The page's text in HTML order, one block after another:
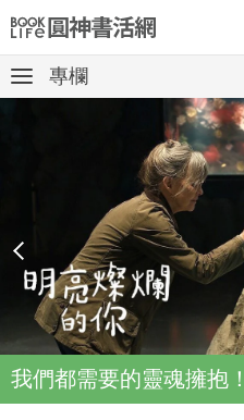
《祕密》作者最新《致富》公開
Netflix話題章魚小說！
專欄
prev